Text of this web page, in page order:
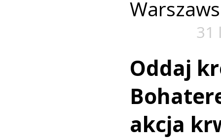
31
Oddaj
akcja